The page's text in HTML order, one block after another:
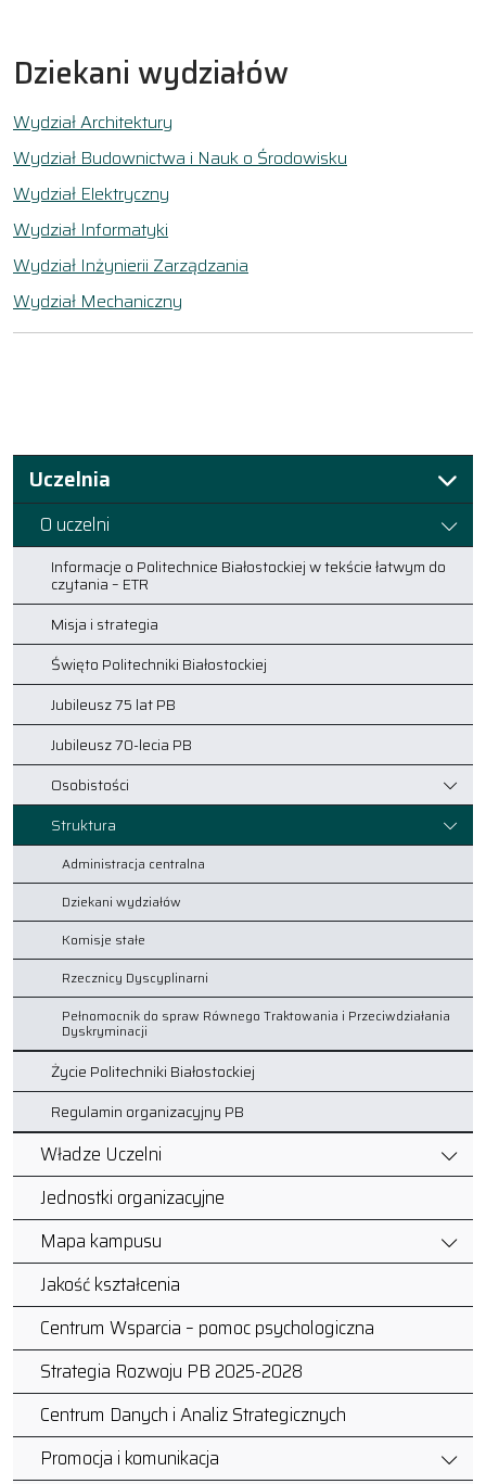
Dziekani wydziałów
Wydział Architektury
Wydział Budownictwa i Nauk o Środowisku
Wydział Elektryczny
Wydział Informatyki
Wydział Inżynierii Zarządzania
Wydział Mechaniczny
Uczelnia
O uczelni
Informacje o Politechnice Białostockiej w tekście łatwym do
czytania – ETR
Misja i strategia
Święto Politechniki Białostockiej
Jubileusz 75 lat PB
Jubileusz 70-lecia PB
Osobistości
Struktura
Administracja centralna
Dziekani wydziałów
Komisje stałe
Rzecznicy Dyscyplinarni
Pełnomocnik do spraw Równego Traktowania i Przeciwdziałania
Dyskryminacji
Życie Politechniki Białostockiej
Regulamin organizacyjny PB
Władze Uczelni
Jednostki organizacyjne
Mapa kampusu
Jakość kształcenia
Centrum Wsparcia – pomoc psychologiczna
Strategia Rozwoju PB 2025-2028
Centrum Danych i Analiz Strategicznych
Promocja i komunikacja